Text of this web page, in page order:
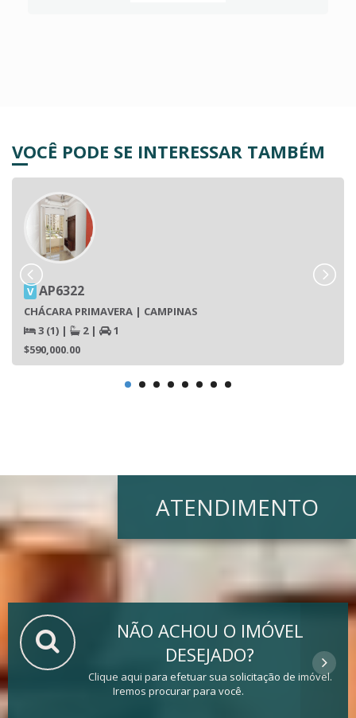
VOCÊ PODE SE INTERESSAR TAMBÉM
V AP6322
CHÁCARA PRIMAVERA | CAMPINAS
3 (1) | 2 |
1
$590,000.00
ATENDIMENTO
NÃO ACHOU O IMÓVEL
DESEJADO?
Clique aqui para efetuar sua solicitação de imóvel.
Iremos procurar para você.